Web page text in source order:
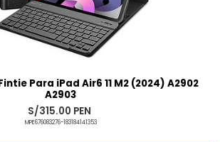
Para iPad Air6 11 M2 (2024) A2902
A2903
S/315.00 PEN
MPE676083276-183184141353